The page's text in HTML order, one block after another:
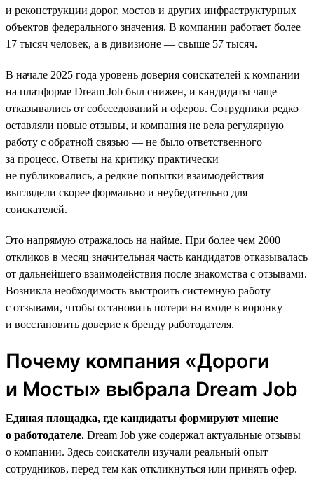
и реконструкции дорог, мостов и других инфраструктурных
объектов федерального значения. В компании работает более
17 тысяч человек, а в дивизионе — свыше 57 тысяч.
В начале 2025 года уровень доверия соискателей к компании
на платформе Dream Job был снижен, и кандидаты чаще
отказывались от собеседований и оферов. Сотрудники редко
оставляли новые отзывы, и компания не вела регулярную
работу с обратной связью — не было ответственного
за процесс. Ответы на критику практически
не публиковались, а редкие попытки взаимодействия
выглядели скорее формально и неубедительно для
соискателей.
Это напрямую отражалось на найме. При более чем 2000
откликов в месяц значительная часть кандидатов отказывалась
от дальнейшего взаимодействия после знакомства с отзывами.
Возникла необходимость выстроить системную работу
с отзывами, чтобы остановить потери на входе в воронку
и восстановить доверие к бренду работодателя.
Почему компания «Дороги
и Мосты» выбрала Dream Job
Единая площадка, где кандидаты формируют мнение
о работодателе. Dream Job уже содержал актуальные отзывы
о компании. Здесь соискатели изучали реальный опыт
сотрудников, перед тем как откликнуться или принять офер.